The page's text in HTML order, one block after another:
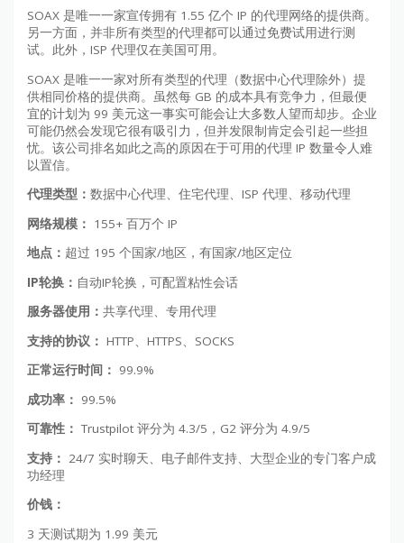
SOAX 是唯一一家宣传拥有 1.55 亿个 IP 的代理网络的提供商。
另一方面，并​​非所有类型的代理都可以通过免费试用进行测
试。此外，ISP 代理仅在美国可用。
SOAX 是唯一一家对所有类型的代理（数据中心代理除外）提
供相同价格的提供商。虽然每 GB 的成本具有竞争力，但最便
宜的计划为 99 美元这一事实可能会让大多数人望而却步。企业
可能仍然会发现它很有吸引力，但并发限制肯定会引起一些担
忧。该公司排名如此之高的原因在于可用的代理 IP 数量令人难
以置信。
代理类型： 数据中心代理、住宅代理、ISP 代理、移动代理
网络规模： 155+ 百万个 IP
地点： 超过 195 个国家/地区，有国家/地区定位
IP轮换： 自动IP轮换，可配置粘性会话
服务器使用： 共享代理、专用代理
支持的协议： HTTP、HTTPS、SOCKS
正常运行时间： 99.9%
成功率： 99.5%
可靠性： Trustpilot 评分为 4.3/5，G2 评分为 4.9/5
支持： 24/7 实时聊天、电子邮件支持、大型企业的专门客户成
功经理
价钱：
3 天测试期为 1.99 美元